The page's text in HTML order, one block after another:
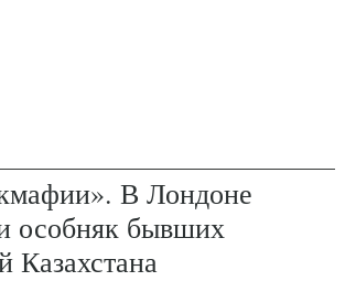
В Лондоне
особняк бывших
Казахстана